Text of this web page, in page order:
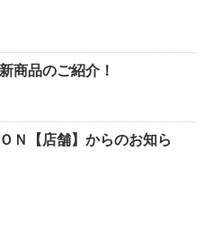
商品のご紹介！
Ｎ【店舗】からのお知ら